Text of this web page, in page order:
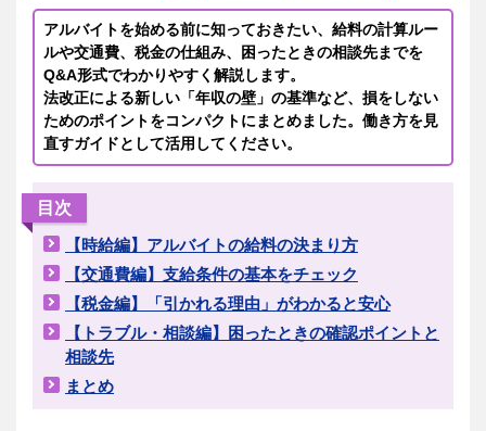
アルバイトを始める前に知っておきたい、給料の計算ルー
ルや交通費、税金の仕組み、困ったときの相談先までを
Q&A形式でわかりやすく解説します。
法改正による新しい「年収の壁」の基準など、損をしない
ためのポイントをコンパクトにまとめました。働き方を見
直すガイドとして活用してください。
目次
【時給編】アルバイトの給料の決まり方
【交通費編】支給条件の基本をチェック
【税金編】「引かれる理由」がわかると安心
【トラブル・相談編】困ったときの確認ポイントと
相談先
まとめ